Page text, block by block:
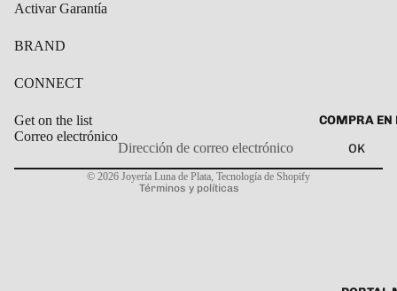
COMPRA EN
Activar Garantía
BRAND
CONNECT
Get on the list
Correo electrónico
OK
© 2026 Joyería Luna de Plata Tecnología de Shopify
Términos y políticas
Política de privacidad